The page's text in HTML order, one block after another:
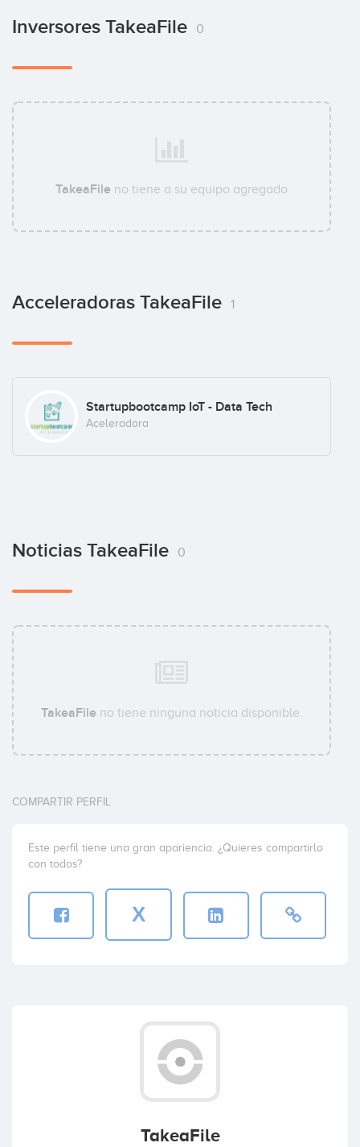
Inversores TakeaFile 0
TakeaFile no tiene a su equipo agregado
Acceleradoras TakeaFile 1
Startupbootcamp IoT - Data Tech
Aceleradora
Noticias TakeaFile 0
TakeaFileno tiene ninguna noticia disponible.
COMPARTIR PERFIL
Este perfil tiene una gran apariencia. ¿Quieres compartirlo
con todos?
X
TakeaFile